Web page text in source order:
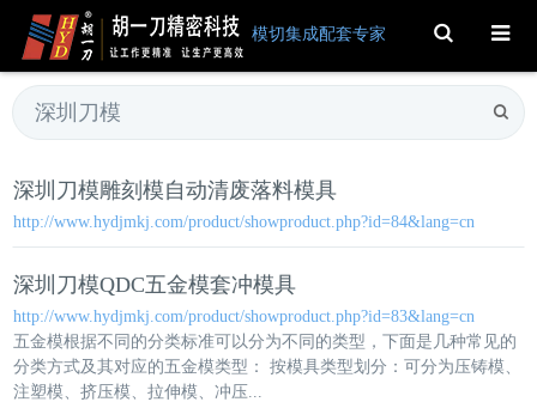
模切集成配套专家 Toggle
Search
深圳刀模雕刻模自动清废落料模具
http://www.hydjmkj.com/product/showproduct.php?id=84&lang=cn
深圳刀模QDC五金模套冲模具
http://www.hydjmkj.com/product/showproduct.php?id=83&lang=cn
五金模根据不同的分类标准可以分为不同的类型，下面是几种常见的
分类方式及其对应的五金模类型： 按模具类型划分：可分为压铸模、
注塑模、挤压模、拉伸模、冲压...